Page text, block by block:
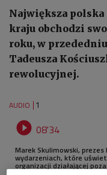
Największa
kraju obchodzi
roku, w
Tadeusza
rewolucyjnej.
AUDIO 1
 08'34
Marek Skulimowski,
wydarzeniach, które
organizacji działającej